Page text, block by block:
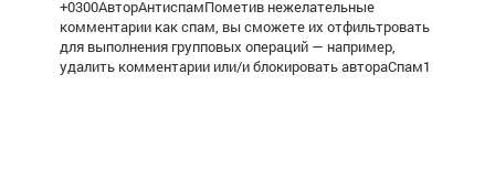
+0300АвторАнтиспамПометив нежелательные
комментарии как спам, вы сможете их отфильтровать
для выполнения групповых операций — например,
удалить комментарии или/и блокировать автораСпам1